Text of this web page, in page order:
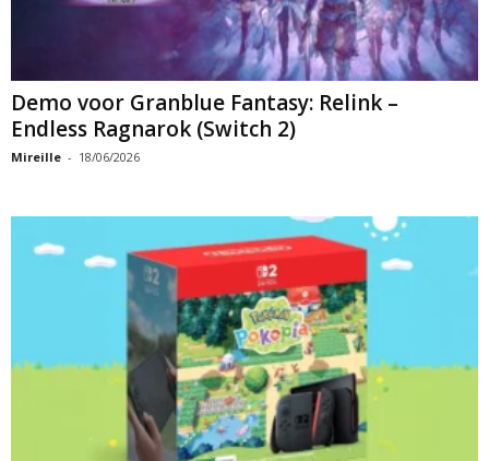
Demo voor Granblue Fantasy: Relink –
Endless Ragnarok (Switch 2)
Mireille - 18/06/2026